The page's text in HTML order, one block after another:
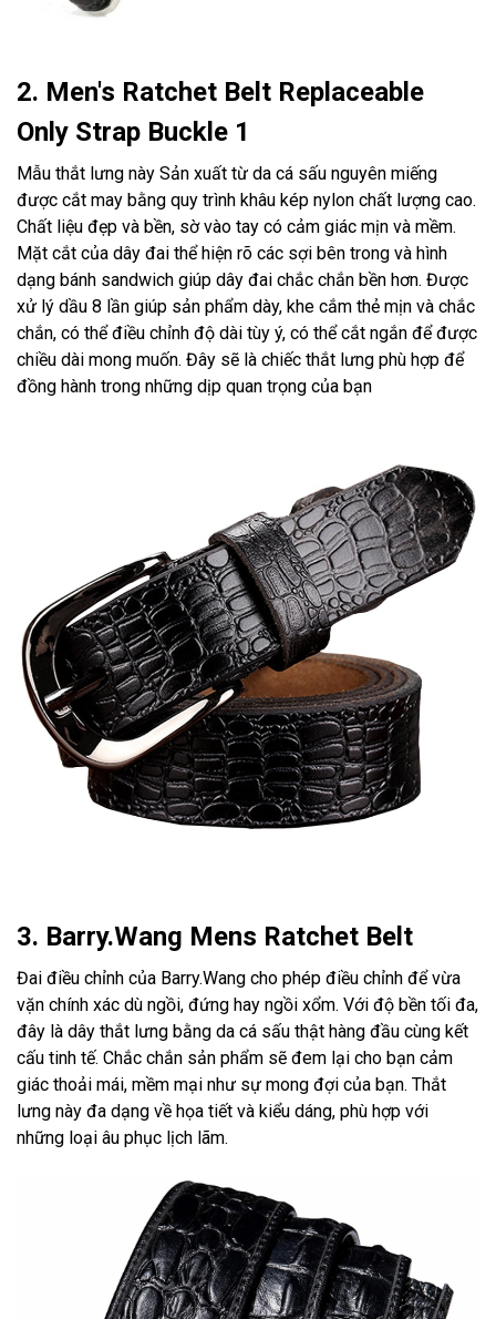
2. Men's Ratchet Belt Replaceable
Only Strap Buckle 1
Mẫu thắt lưng này Sản xuất từ da cá sấu nguyên miếng
được cắt may bằng quy trình khâu kép nylon chất lượng cao.
Chất liệu đẹp và bền, sờ vào tay có cảm giác mịn và mềm.
Mặt cắt của dây đai thể hiện rõ các sợi bên trong và hình
dạng bánh sandwich giúp dây đai chắc chắn bền hơn. Được
xử lý dầu 8 lần giúp sản phẩm dày, khe cắm thẻ mịn và chắc
chắn, có thể điều chỉnh độ dài tùy ý, có thể cắt ngắn để được
chiều dài mong muốn. Đây sẽ là chiếc thắt lưng phù hợp để
đồng hành trong những dịp quan trọng của bạn
3. Barry.Wang Mens Ratchet Belt
Đai điều chỉnh của Barry.Wang cho phép điều chỉnh để vừa
vặn chính xác dù ngồi, đứng hay ngồi xổm. Với độ bền tối đa,
đây là dây thắt lưng bằng da cá sấu thật hàng đầu cùng kết
cấu tinh tế. Chắc chắn sản phẩm sẽ đem lại cho bạn cảm
giác thoải mái, mềm mại như sự mong đợi của bạn. Thắt
lưng này đa dạng về họa tiết và kiểu dáng, phù hợp với
những loại âu phục lịch lãm.